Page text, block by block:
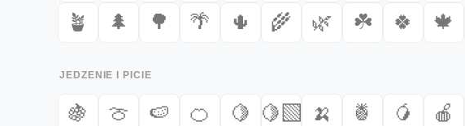
🪴
🌲 🌳 🌴 🌵 🌾 🌿 ☘️ 🍀 🍁
JEDZENIE I PICIE
🍇 🍈 🍉 🍊 🍋 🍋‍🟩 🍌 🍍 🥭 🍎